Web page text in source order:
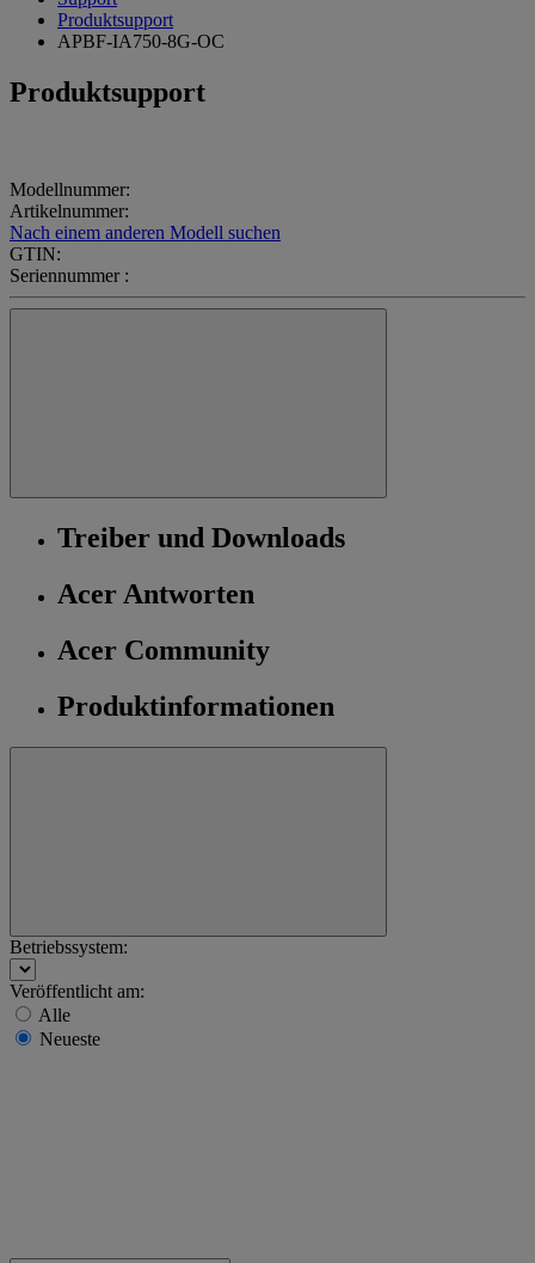
Produktsupport
APBF-IA750-8G-OC
Produktsupport
Modellnummer:
Artikelnummer:
Nach einem anderen Modell suchen
GTIN:
Seriennummer :
Treiber und Downloads
Acer Antworten
Acer Community
Produktinformationen
Betriebssystem:
Veröffentlicht am:
Alle
Neueste